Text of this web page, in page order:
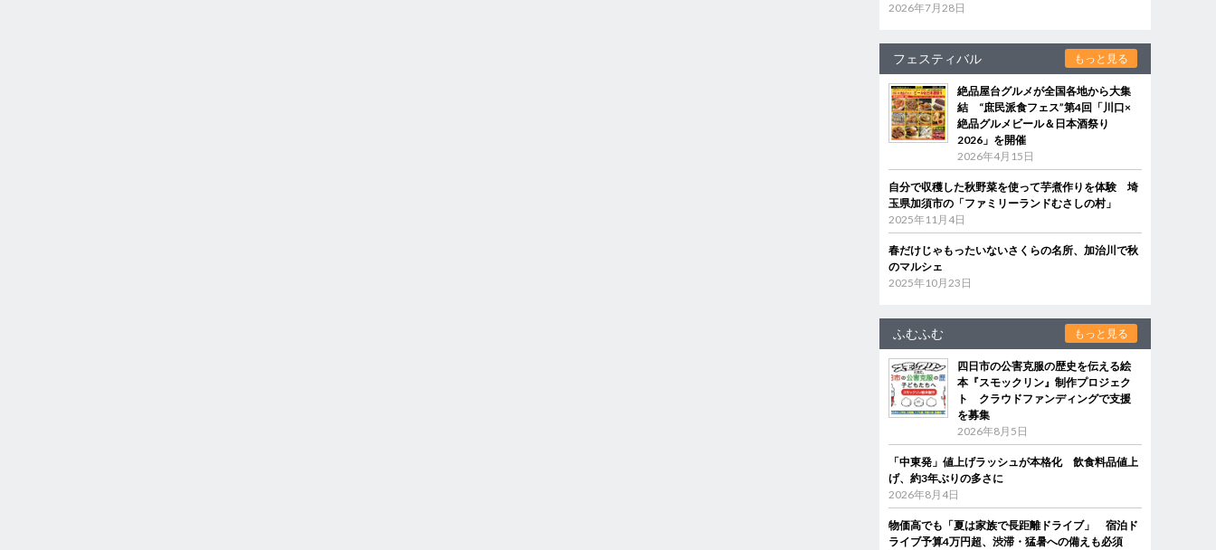
2026年7月28日
フェスティバル もっと見る
絶品屋台グルメが全国各地から大集
結 “庶民派食フェス”第4回「川口×
絶品グルメビール＆日本酒祭り
2026」を開催
2026年4月15日
自分で収穫した秋野菜を使って芋煮作りを体験 埼
玉県加須市の「ファミリーランドむさしの村」
2025年11月4日
春だけじゃもったいないさくらの名所、加治川で秋
のマルシェ
2025年10月23日
ふむふむ もっと見る
四日市の公害克服の歴史を伝える絵
本『スモックリン』制作プロジェク
ト クラウドファンディングで支援
を募集
2026年8月5日
「中東発」値上げラッシュが本格化 飲食料品値上
げ、約3年ぶりの多さに
2026年8月4日
物価高でも「夏は家族で長距離ドライブ」 宿泊ド
ライブ予算4万円超、渋滞・猛暑への備えも必須